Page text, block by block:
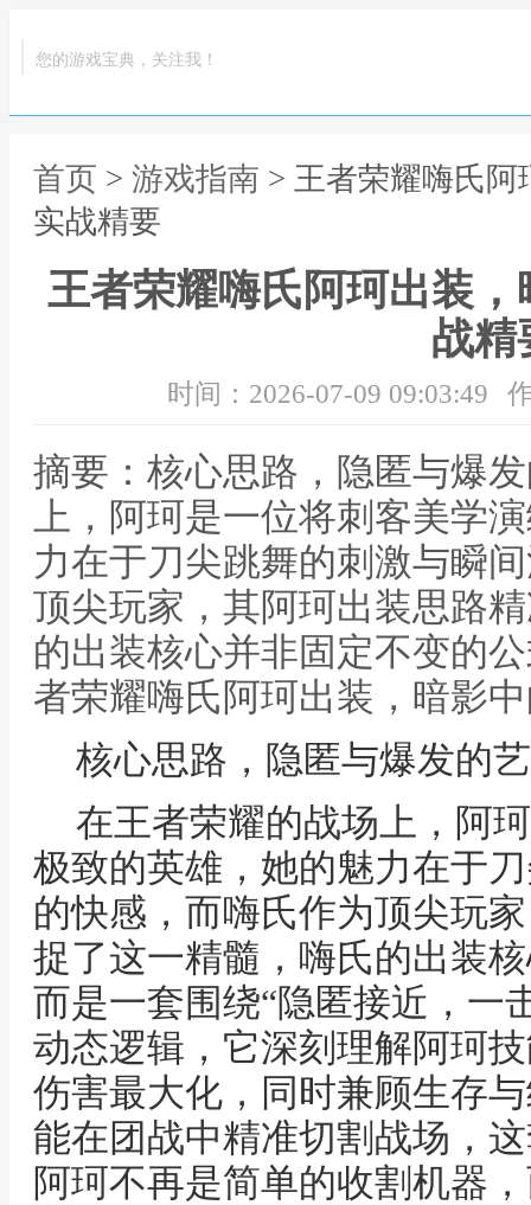
您的游戏宝典，关注我！
首页 > 游戏指南 > 王者荣耀嗨氏
实战精要
王者荣耀嗨氏阿珂出装
战精
时间：2026-07-09 09:03:49
摘要：核心思路，隐匿与爆
上，阿珂是一位将刺客美学
力在于刀尖跳舞的刺激与瞬
顶尖玩家，其阿珂出装思路
的出装核心并非固定不变的
者荣耀嗨氏阿珂出装，暗影
核心思路，隐匿与爆发的
在王者荣耀的战场上，阿
极致的英雄，她的魅力在于
的快感，而嗨氏作为顶尖玩
捉了这一精髓，嗨氏的出装
而是一套围绕“隐匿接近，一
动态逻辑，它深刻理解阿珂
伤害最大化，同时兼顾生存
能在团战中精准切割战场，
阿珂不再是简单的收割机器